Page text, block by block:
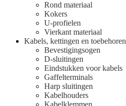
Rond materiaal
Kokers
U-profielen
Vierkant materiaal
Kabels, kettingen en toebehoren
Bevestigingsogen
D-sluitingen
Eindstukken voor kabels
Gaffelterminals
Harp sluitingen
Kabelhouders
Kabelklemmen